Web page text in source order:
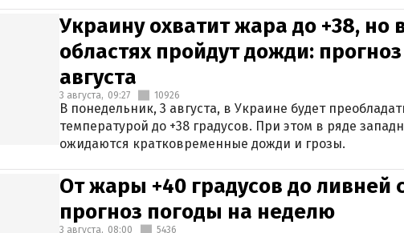
Украину охватит жара до +38, но
областях пройдут дожди:
августа
3 августа, 09:27 10926
В понедельник, 3 августа, в Украине будет
температурой до +38 градусов. При этом в ряде
ожидаются кратковременные дожди и грозы.
От жары +40 градусов до ливней
прогноз погоды на неделю
3 августа, 08:00 5436